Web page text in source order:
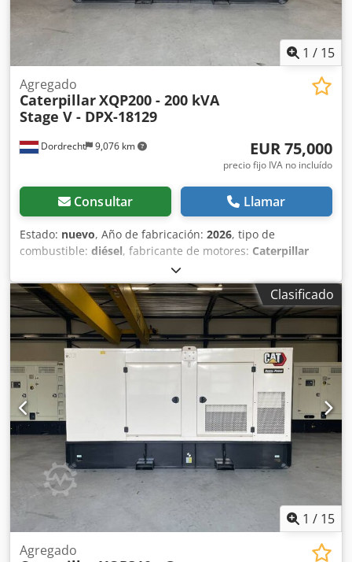
1 / 15
Dordrecht 9,076 km
Agregado
CaterpillarXQP200 - 200 kVA
Stage V - DPX-18129
EUR 75,000
precio fijo IVA no incluído
Consultar Llamar
Estado: nuevo, Año de fabricación: 2026, tipo de
combustible: diésel, fabricante de motores: Caterpillar
, Uso previsto: construcción Peso en vacío: 4487 kg
Potencia del generador: 200 kVA Dimensiones del
compartimento de carga: 409 x 142 x 235 cm Certificación
CE: sí Nivel de emisiones: Fase V / Nivel IV final Capacidad
del depósito de agua: 822 l País de fabricación: CN Para
obtener más información, póngase en contacto con el
equipo de DPX. = Opciones y accesorios adicionales = -
Batería Dcodpszc Dwdsfx Al Nek - Panel de control -
Cisterna
Clasificado
1 / 15
Agregado